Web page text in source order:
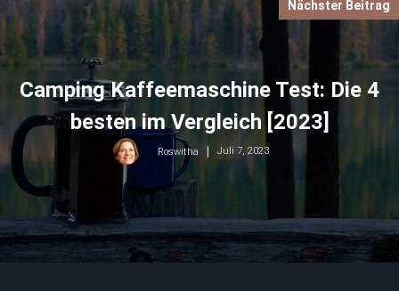
Nächster Beitrag
Camping Kaffeemaschine Test: Die 4
besten im Vergleich [2023]
Roswitha Juli 7, 2023